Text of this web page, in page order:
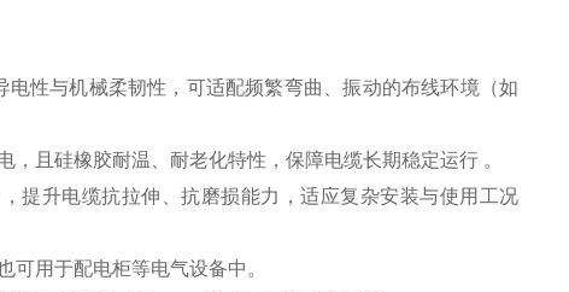
性与机械柔韧性，可适配频繁弯曲、振动的布线环境（如
且硅橡胶耐温、耐老化特性，保障电缆长期稳定运行 。
提升电缆抗拉伸、抗磨损能力，适应复杂安装与使用工况
用于配电柜等电气设备中。